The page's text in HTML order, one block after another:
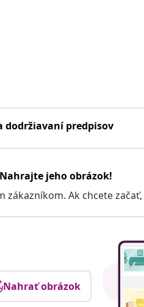
dodržiavaní predpisov
jeho obrázok!
Ak chcete
Nahrať obrázok